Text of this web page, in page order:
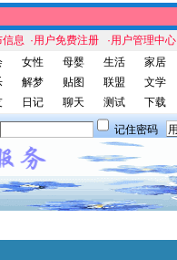
信息 ·用户免费注册 ·用户管理中心
女性 母婴 生活 家居
解梦 贴图 联盟 文学
日记 聊天 测试 下载
记住密码